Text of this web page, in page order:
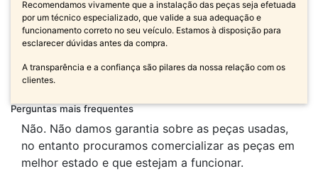
Recomendamos vivamente que a instalação das peças seja efetuada
por um técnico especializado, que valide a sua adequação e
funcionamento correto no seu veículo. Estamos à disposição para
esclarecer dúvidas antes da compra.
A transparência e a confiança são pilares da nossa relação com os
clientes.
Perguntas mais frequentes
Não. Não damos garantia sobre as peças usadas,
no entanto procuramos comercializar as peças em
melhor estado e que estejam a funcionar.